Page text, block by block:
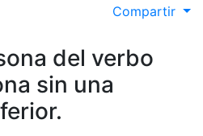
Compartir
del verbo
sin una